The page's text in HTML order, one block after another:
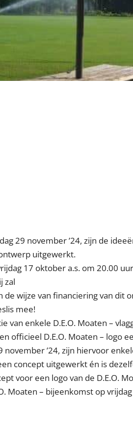
29 november ’24, zijn de
uitgewerkt.
17 oktober a.s. om 20.00
zal
de wijze van financiering van dit
mee!
van enkele D.E.O. Moaten –
officieel D.E.O. Moaten – logo
’24, zijn hiervoor
concept uitgewerkt én is
voor een logo van de D.E.O.
Moaten – bijeenkomst op